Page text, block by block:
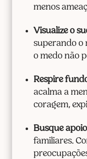
menos
Visualize o
superando o
o medo não
Respire
acalma a
coragem,
Busque apoio
familiares.